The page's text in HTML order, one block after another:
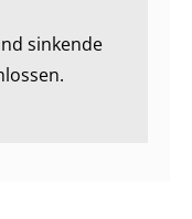
sinkende